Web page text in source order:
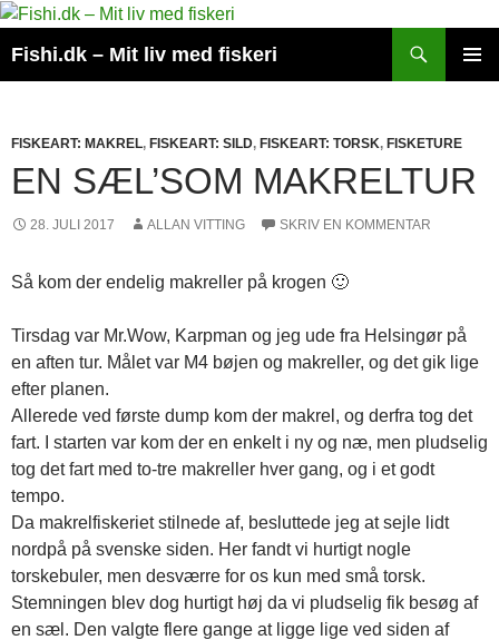
Hop
indhold
Fishi.dk – Mit liv med fiskeri
FISKEART: MAKREL, FISKEART: SILD, FISKEART: TORSK, FISKETURE
EN SÆL’SOM MAKRELTUR
28. JULI 2017 ALLAN VITTING SKRIV EN KOMMENTAR
Så kom der endelig makreller på krogen 🙂
Tirsdag var Mr.Wow, Karpman og jeg ude fra Helsingør på
en aften tur. Målet var M4 bøjen og makreller, og det gik lige
efter planen.
Allerede ved første dump kom der makrel, og derfra tog det
fart. I starten var kom der en enkelt i ny og næ, men pludselig
tog det fart med to-tre makreller hver gang, og i et godt
tempo.
Da makrelfiskeriet stilnede af, besluttede jeg at sejle lidt
nordpå på svenske siden. Her fandt vi hurtigt nogle
torskebuler, men desværre for os kun med små torsk.
Stemningen blev dog hurtigt høj da vi pludselig fik besøg af
en sæl. Den valgte flere gange at ligge lige ved siden af